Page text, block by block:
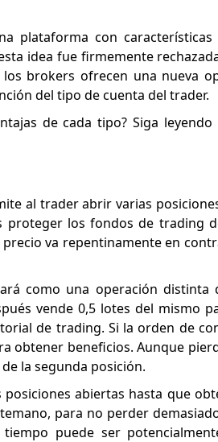
plataforma con características
idea fue firmemente
brokers ofrecen una nueva
del tipo de cuenta del trader.
de cada tipo? Siga leyendo
al trader abrir varias
proteger los fondos de trading
va repentinamente en
como una operación distinta
vende 0,5 lotes del mismo
de trading. Si la orden de
obtener beneficios. Aunque
la segunda posición.
abiertas hasta que
para no perder
puede ser